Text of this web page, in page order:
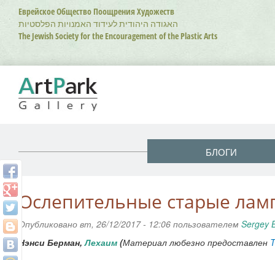
Перейти
основному
содержанию
Еврейское Общество Поощрения Художеств
האגודה היהודית לעידוד האמנויות הפלסטיות
The Jewish Society for the Encouragement of the Plastic Arts
БЛОГИ
Ослепительные старые
Опубликовано вт, 26/12/2017 - 12:06 пользователем Sergey
Нэнси Берман,Лехаим (Материал любезно предоставлен